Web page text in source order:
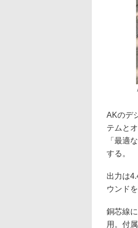
AKのデ
テムと
「最適
する。
出力は
ウンド
銅芯線
用。付